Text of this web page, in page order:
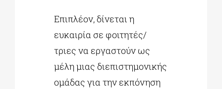
Επιπλέον, δίνεται η
ευκαιρία σε φοιτητές/
τριες να εργαστούν ως
μέλη μιας διεπιστημονικής
ομάδας για την εκπόνηση